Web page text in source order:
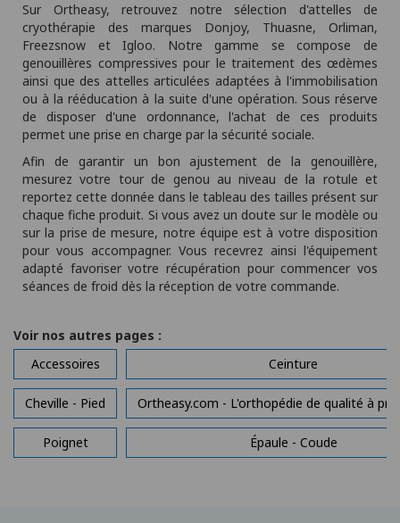
Sur Ortheasy, retrouvez notre sélection d'attelles de
cryothérapie des marques Donjoy, Thuasne, Orliman,
Freezsnow et Igloo. Notre gamme se compose de
genouillères compressives pour le traitement des œdèmes
ainsi que des attelles articulées adaptées à l'immobilisation
ou à la rééducation à la suite d'une opération. Sous réserve
de disposer d'une ordonnance, l'achat de ces produits
permet une prise en charge par la sécurité sociale.
Afin de garantir un bon ajustement de la genouillère,
mesurez votre tour de genou au niveau de la rotule et
reportez cette donnée dans le tableau des tailles présent sur
chaque fiche produit. Si vous avez un doute sur le modèle ou
sur la prise de mesure, notre équipe est à votre disposition
pour vous accompagner. Vous recevrez ainsi l'équipement
adapté favoriser votre récupération pour commencer vos
séances de froid dès la réception de votre commande.
Voir nos autres pages :
Accessoires
Ceinture
Cheville - Pied Ortheasy.com - L'orthopédie de qualité à
Poignet Épaule - Coude